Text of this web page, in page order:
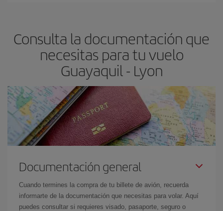
Consulta la documentación que
necesitas para tu vuelo
Guayaquil - Lyon
Documentación general
Cuando termines la compra de tu billete de avión, recuerda
informarte de la documentación que necesitas para volar. Aquí
puedes consultar si requieres visado, pasaporte, seguro o